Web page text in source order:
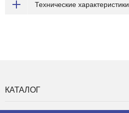
Технические характеристики
КАТАЛОГ